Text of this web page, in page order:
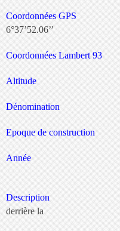
Coordonnées GPSLat :
6°37’52.06’’
Coordonnées Lambert 93X=
Altitude419
Dénomination
Epoque de construction
Année
DescriptionA
derrière la